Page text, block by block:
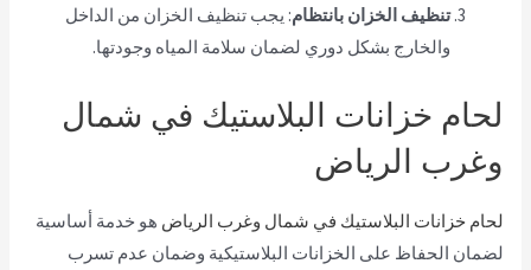
تنظيف الخزان بانتظام: يجب تنظيف الخزان من الداخل
والخارج بشكل دوري لضمان سلامة المياه وجودتها.
لحام خزانات البلاستيك في شمال
وغرب الرياض
لحام خزانات البلاستيك في شمال وغرب الرياض هو خدمة أساسية
لضمان الحفاظ على الخزانات البلاستيكية وضمان عدم تسرب